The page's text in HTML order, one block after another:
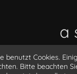
a
benutzt Cookies.
Bitte beachten